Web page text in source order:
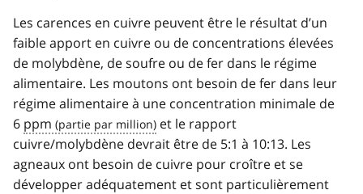
Les carences en cuivre peuvent être le résultat d’un
faible apport en cuivre ou de concentrations élevées
de molybdène, de soufre ou de fer dans le régime
alimentaire. Les moutons ont besoin de fer dans leur
régime alimentaire à une concentration minimale de
6 ppm
et le rapport
cuivre/molybdène devrait être de 5:1 à 10:13. Les
agneaux ont besoin de cuivre pour croître et se
développer adéquatement et sont particulièrement